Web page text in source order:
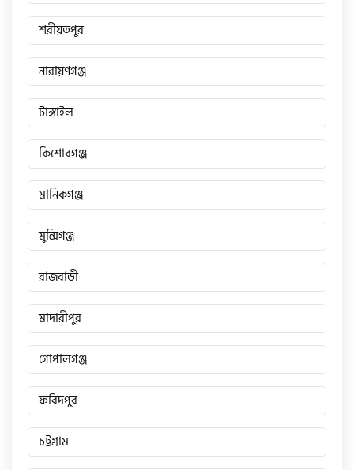
শরীয়তপুর
নারায়ণগঞ্জ
টাঙ্গাইল
কিশোরগঞ্জ
মানিকগঞ্জ
মুন্সিগঞ্জ
রাজবাড়ী
মাদারীপুর
গোপালগঞ্জ
ফরিদপুর
চট্টগ্রাম